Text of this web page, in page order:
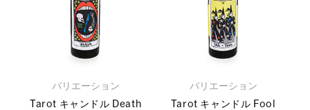
バリエーション
Tarot キャンドル Death
バリエーション
Tarot キャンドル Fool